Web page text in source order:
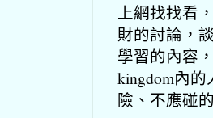
上網找找看
財的討論，
學習的內容
kingdom內
險、不應碰